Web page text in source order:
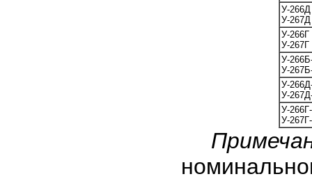
У-266Д
У-267Д
У-266Г
У-267Г
У-
У-
У-
У-
У-
У-